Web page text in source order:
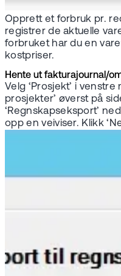
Opprett et forbruk pr.
registrer de aktuelle
forbruket har du en
kostpriser.
Hente ut fakturajournal/
Velg ‘Prosjekt’ i
prosjekter’ øverst på
‘Regnskapseksport’
opp en veiviser. Klikk